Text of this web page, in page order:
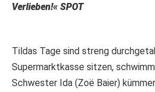
Verlieben!« SPOT
Tildas Tage sind streng
Supermarktkasse sitzen,
Schwester Ida (Zoë Baier)